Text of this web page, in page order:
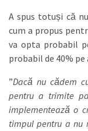
A spus totuși că
cum a propus
va opta probabil
probabil de 40% pe
”Dacă nu cădem
pentru a trimite
implementează o
timpul pentru a nu